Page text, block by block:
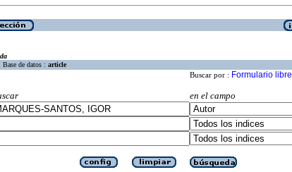
Base de datos : article
Buscar por : Formulario libre
en el campo